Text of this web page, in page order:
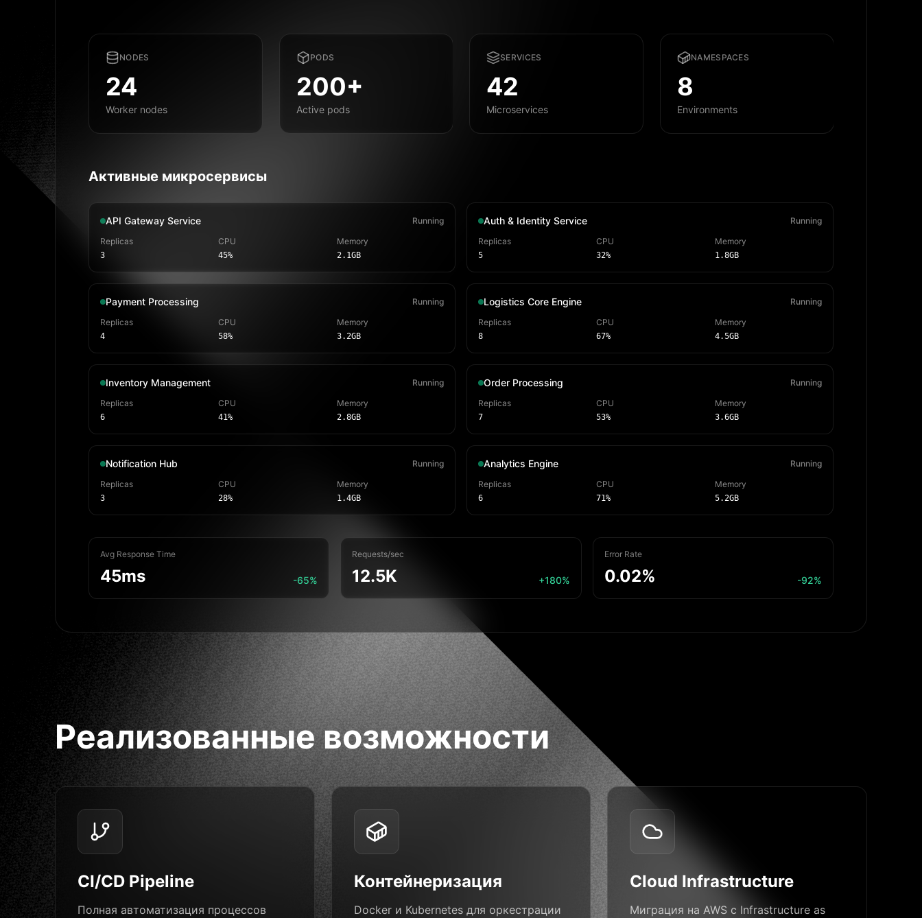
NODES
24
Worker nodes
PODS
200+
Active pods
SERVICES
42
Microservices
NAMESPACES
8
Environments
Активные микросервисы
API Gateway Service
Running
Replicas
3
CPU
45%
Memory
2.1GB
Auth & Identity Service
Running
Replicas
5
CPU
32%
Memory
1.8GB
Payment Processing
Running
Replicas
4
CPU
58%
Memory
3.2GB
Logistics Core Engine
Running
Replicas
8
CPU
67%
Memory
4.5GB
Inventory Management
Running
Replicas
6
CPU
41%
Memory
2.8GB
Order Processing
Running
Replicas
7
CPU
53%
Memory
3.6GB
Notification Hub
Running
Replicas
3
CPU
28%
Memory
1.4GB
Analytics Engine
Running
Replicas
6
CPU
71%
Memory
5.2GB
Avg Response Time
45ms -65%
Requests/sec
12.5K +180%
Error Rate
0.02% -92%
Реализованные возможности
CI/CD Pipeline
Полная автоматизация процессов
Контейнеризация
Docker и Kubernetes для оркестрации
Cloud Infrastructure
Миграция на AWS с Infrastructure as